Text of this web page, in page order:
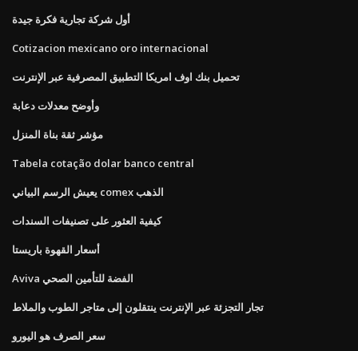
أول شركة تجارية فكرة جيدة
Cotizacion mexicano oro internacional
تحميل بنك اوف امريكا التطبيق المصرفية عبر الإنترنت
وأوضح معدلات دعابة
مؤشر ثقة بناة المنزل
Tabela cotação dolar banco central
يعيش الرسم البياني comex الذهب
كيفية العثور على تصنيفات السندات
أسعار القهوة باريستا
Aviva الفضة للتأمين الصحي
تجار التجزئة عبر الإنترنت ينتقلون إلى متاجر الطوب والملاط
سعر الصرف هو اليورو